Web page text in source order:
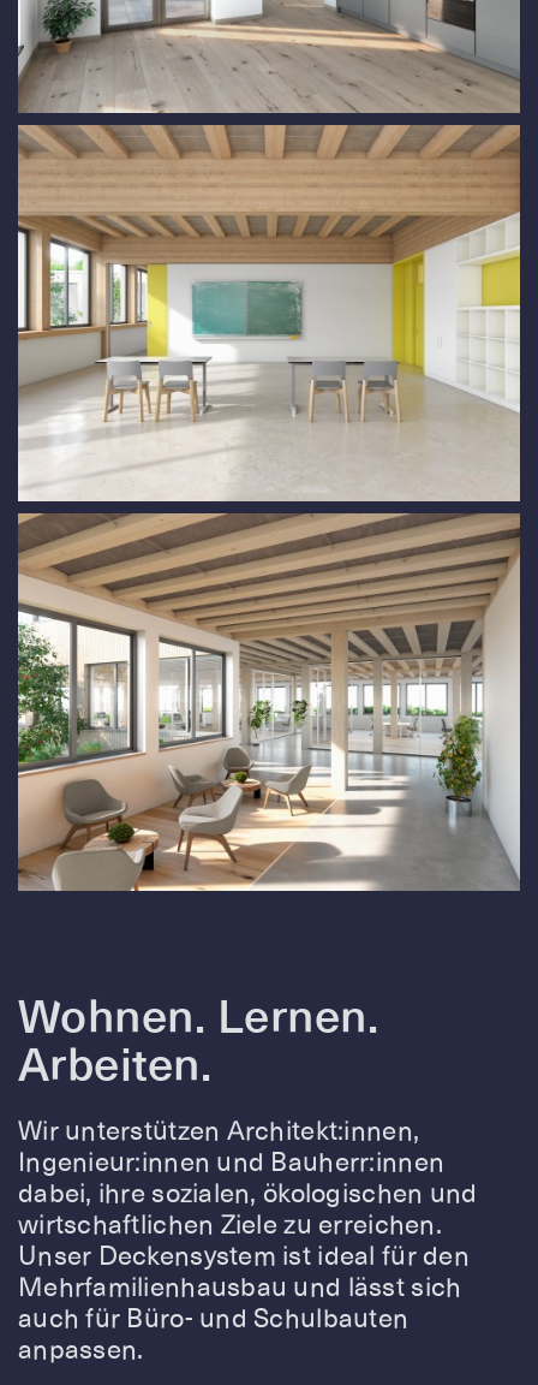
Wohnen. Lernen.
Arbeiten.
Wir unterstützen Architekt:innen,
Ingenieur:innen und Bauherr:innen
dabei, ihre sozialen, ökologischen und
wirtschaftlichen Ziele zu erreichen.
Unser Deckensystem ist ideal für den
Mehrfamilienhausbau und lässt sich
auch für Büro- und Schulbauten
anpassen.